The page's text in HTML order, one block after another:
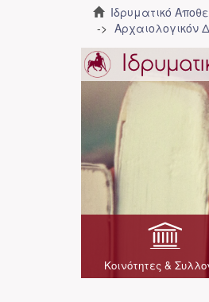
Ιδρυματικό
Αρχαιολογικόν
Κοινότητες &